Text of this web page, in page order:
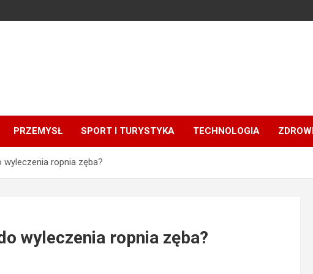
PRZEMYSŁ SPORT I TURYSTYKA TECHNOLOGIA
ropnia zęba?
wyleczenia ropnia zęba?